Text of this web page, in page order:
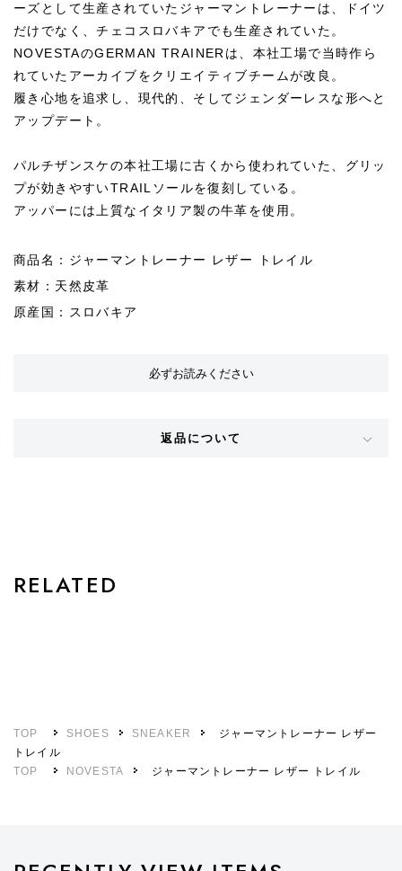
ーズとして生産されていたジャーマントレーナーは、ドイツ
だけでなく、チェコスロバキアでも生産されていた。
NOVESTAのGERMAN TRAINERは、本社工場で当時作ら
れていたアーカイブをクリエイティブチームが改良。
履き心地を追求し、現代的、そしてジェンダーレスな形へと
アップデート。
パルチザンスケの本社工場に古くから使われていた、グリッ
プが効きやすいTRAILソールを復刻している。
アッパーには上質なイタリア製の牛革を使用。
商品名：ジャーマントレーナー レザー トレイル
素材：天然皮革
原産国：スロバキア
必ずお読みください
返品について
RELATED
TOP SHOES SNEAKER
ジャーマントレーナー レザー
トレイル
TOP
NOVESTA ジャーマントレーナー レザー トレイル